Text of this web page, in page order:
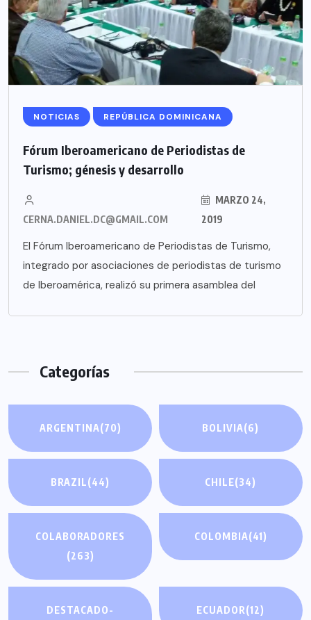
NOTICIAS REPÚBLICA DOMINICANA
Fórum Iberoamericano de Periodistas de
Turismo; génesis y desarrollo
CERNA.DANIEL.DC@GMAIL.COM
MARZO 24,
2019
El Fórum Iberoamericano de Periodistas de Turismo,
integrado por asociaciones de periodistas de turismo
de Iberoamérica, realizó su primera asamblea del
Categorías
ARGENTINA(70) BOLIVIA(6)
BRAZIL(44) CHILE(34)
COLABORADORES
(263)
COLOMBIA(41)
DESTACADO-
ECUADOR(12)